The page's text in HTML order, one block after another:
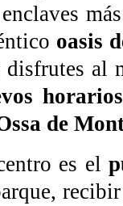
oasis
disfrutes al
de
es el